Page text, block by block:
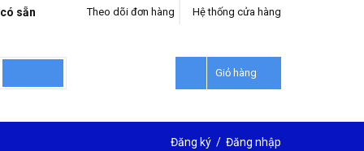
sẵn Hệ thống cửa hàng
Theo dõi đơn hàng
Giỏ hàng
Đăng ký / Đăng nhập
LIÊN HỆ ĐẶT HÀNG